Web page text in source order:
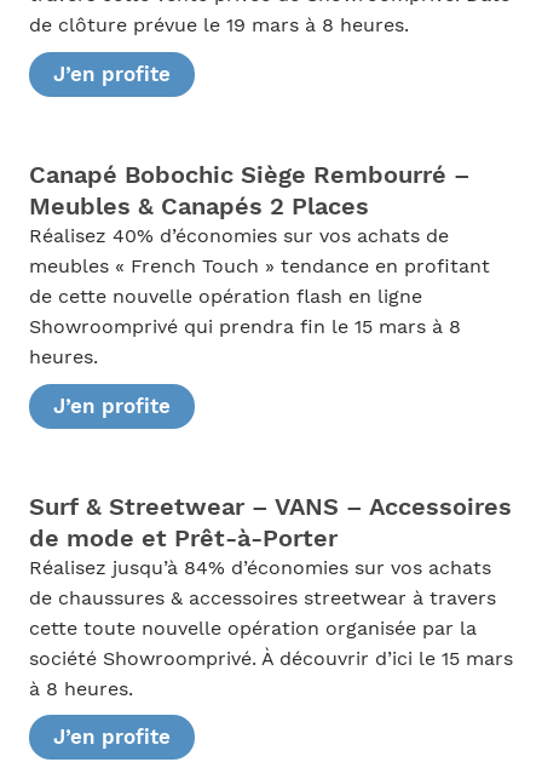
de clôture prévue le 19 mars à 8 heures.
J’en profite
Canapé Bobochic Siège Rembourré –
Meubles & Canapés 2 Places
Réalisez 40% d’économies sur vos achats de
meubles « French Touch » tendance en profitant
de cette nouvelle opération flash en ligne
Showroomprivé qui prendra fin le 15 mars à 8
heures.
J’en profite
Surf & Streetwear – VANS – Accessoires
de mode et Prêt-à-Porter
Réalisez jusqu’à 84% d’économies sur vos achats
de chaussures & accessoires streetwear à travers
cette toute nouvelle opération organisée par la
société Showroomprivé. À découvrir d’ici le 15 mars
à 8 heures.
J’en profite